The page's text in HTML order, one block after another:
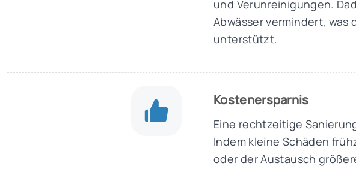
und Verunreinigungen.
Abwässer vermindert, was
unterstützt.
Kostenersparnis
Eine rechtzeitige
Indem kleine Schäden
oder der Austausch